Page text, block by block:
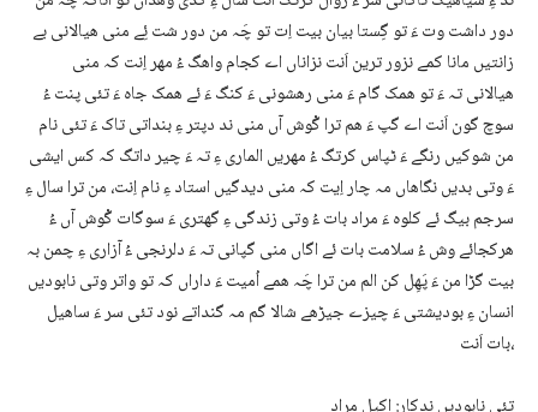
دور داشت وت ءَ تو گِستا بیان بیت اِت تو چَہ من دور شت ئِے منی ھیالانی بے
زانتیں مانا کمے نزور ترین اَنت نزاناں اے کجام واھگ ءُ مھر اِنت کہ منی
ھیالانی تہ ءَ تو ھمک گام ءَ منی رھشونی ءَ کنگ ءَ ئے ھمک جاہ ءَ تئی پنت ءُ
سوچ گون اَنت اے گپ ءَ ھم ترا گْوش آں منی ند دپتر ءِ بنداتی تاک ءَ تئی نام
من شوکیں رنگے ءَ ٹپاس کرتگ ءُ مھریں الماری ءِ تہ ءَ چیر داتگ کہ کس ایشی
ءَ وتی بدیں نگاھاں مہ چار اِیت کہ منی دیدگیں استاد ءِ نام اِنت، من ترا سال ءِ
سرجم بیگ ئے کلوہ ءَ مراد بات ءُ وتی زندگی ءِ گھتری ءَ سوگات گْوش آں ءُ
ھرکجائے وش ءُ سلامت بات ئے اگاں منی گپانی تہ ءَ دلرنجی ءُ آزاری ءِ چمن بہ
بیت گڑا من ءَ پَھِل کن الم من ترا چَہ ھمے اُمیت ءَ داراں کہ تو واتر وتی نابودیں
انسان ءِ بودیشتی ءَ چیزے جیڑھے شالا گم مہ گنداتے نود تئی سر ءَ ساھیل
بات اَنت،